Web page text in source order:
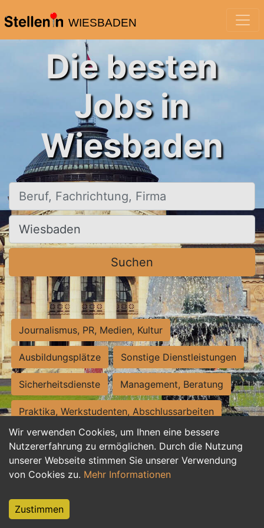
WIESBADEN
Wir verwenden Cookies, um Ihnen eine bessere
Nutzererfahrung zu ermöglichen. Durch die Nutzung
unserer Webseite stimmen Sie unserer Verwendung
von Cookies zu. Mehr Informationen
Zustimmen
Die besten
Jobs in
Wiesbaden
Beruf, Fachrichtung, Firma
Ort, Stadt
Suchen
Journalismus, PR, Medien, Kultur
Ausbildungsplätze Sonstige Dienstleistungen
Sicherheitsdienste Management, Beratung
Praktika, Werkstudenten, Abschlussarbeiten
Personalwesen Assistenz, Sekretariat
Hilfskräfte, Aushilfs- und Nebenjobs
Weiterbildung, Studium, duale Ausbildung